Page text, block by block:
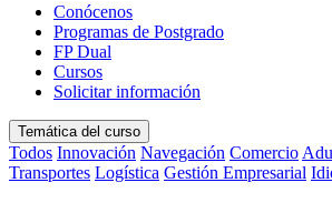
Conócenos
Programas de Postgrado
FP Dual
Cursos
Solicitar información
Temática del curso
Todos Innovación Navegación Comercio
Transportes Logística Gestión Empresarial